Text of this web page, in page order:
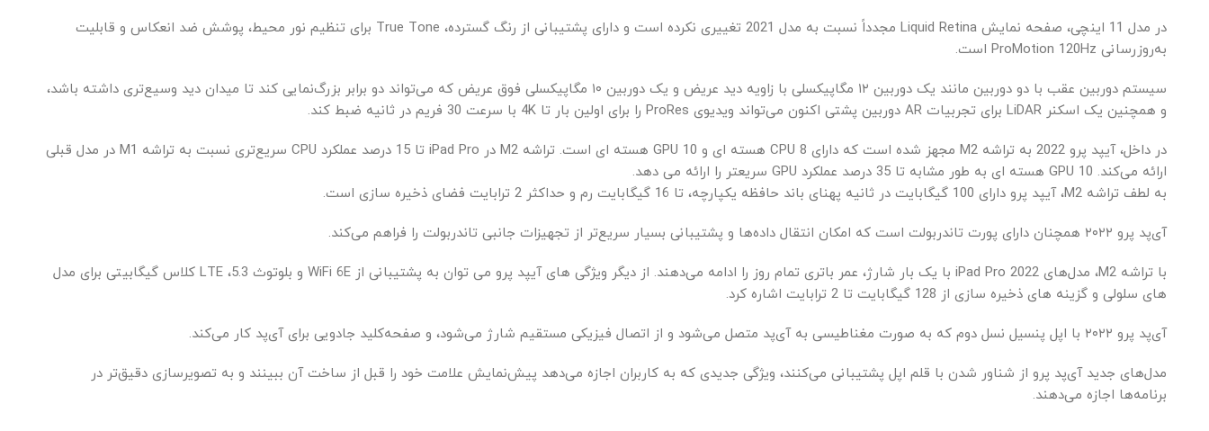
در مدل 11 اینچی، صفحه نمایش Liquid Retina مجدداً نسبت به مدل 2021 تغییری نکرده است و دارای پشتیبانی از رنگ گسترده، True Tone برای تنظیم نور محیط، پوشش ضد انعکاس و قابلیت
به‌روزرسانی ProMotion 120Hz است.
سیستم دوربین عقب با دو دوربین مانند یک دوربین ۱۲ مگاپیکسلی با زاویه دید عریض و یک دوربین ۱۰ مگاپیکسلی فوق عریض که می‌تواند دو برابر بزرگ‌نمایی کند تا میدان دید وسیع‌تری داشته باشد،
و همچنین یک اسکنر LiDAR برای تجربیات AR دوربین پشتی اکنون می‌تواند ویدیوی ProRes را برای اولین بار تا 4K با سرعت 30 فریم در ثانیه ضبط کند.
در داخل، آیپد پرو 2022 به تراشه M2 مجهز شده است که دارای CPU 8 هسته ای و GPU 10 هسته ای است. تراشه M2 در iPad Pro تا 15 درصد عملکرد CPU سریع‌تری نسبت به تراشه M1 در مدل قبلی
ارائه می‌کند. GPU 10 هسته ای به طور مشابه تا 35 درصد عملکرد GPU سریعتر را ارائه می دهد.
به لطف تراشه M2، آیپد پرو دارای 100 گیگابایت در ثانیه پهنای باند حافظه یکپارچه، تا 16 گیگابایت رم و حداکثر 2 ترابایت فضای ذخیره سازی است.
آی‌پد پرو ۲۰۲۲ همچنان دارای پورت تاندربولت است که امکان انتقال داده‌ها و پشتیبانی بسیار سریع‌تر از تجهیزات جانبی تاندربولت را فراهم می‌کند.
با تراشه M2، مدل‌های iPad Pro 2022 با یک بار شارژ، عمر باتری تمام روز را ادامه می‌دهند. از دیگر ویژگی های آیپد پرو می توان به پشتیبانی از WiFi 6E و بلوتوث 5.3، LTE کلاس گیگابیتی برای مدل
های سلولی و گزینه های ذخیره سازی از 128 گیگابایت تا 2 ترابایت اشاره کرد.
آی‌پد پرو ۲۰۲۲ با اپل پنسیل نسل دوم که به صورت مغناطیسی به آی‌پد متصل می‌شود و از اتصال فیزیکی مستقیم شارژ می‌شود، و صفحه‌کلید جادویی برای آی‌پد کار می‌کند.
مدل‌های جدید آی‌پد پرو از شناور شدن با قلم اپل پشتیبانی می‌کنند، ویژگی جدیدی که به کاربران اجازه می‌دهد پیش‌نمایش علامت خود را قبل از ساخت آن ببینند و به تصویرسازی دقیق‌تر در
برنامه‌ها اجازه می‌دهند.